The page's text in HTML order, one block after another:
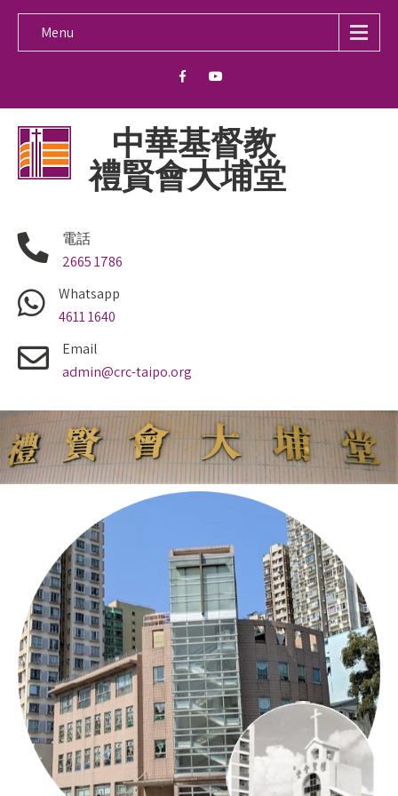
Menu
中華基督教
禮賢會大埔堂
電話
2665 1786
Whatsapp
4611 1640
Email
admin@crc-taipo.org